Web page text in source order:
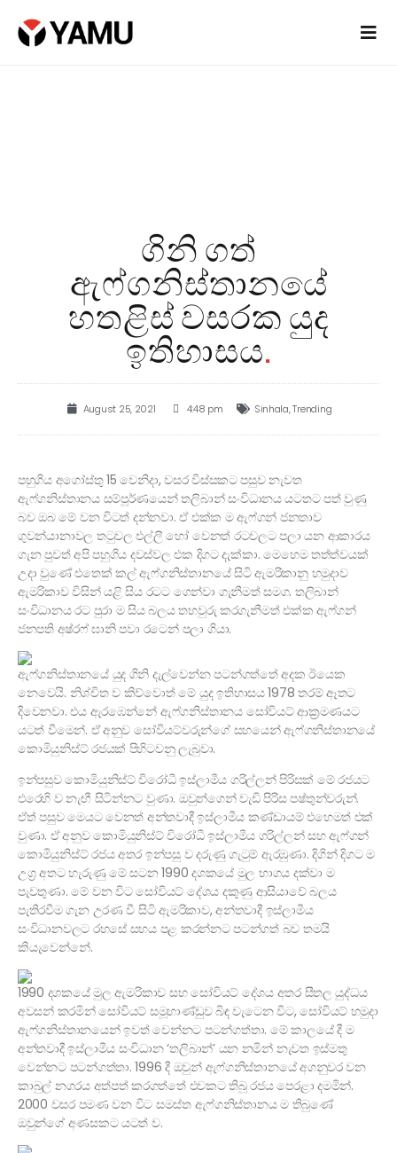
ගිනි ගත්
ඇෆ්ගනිස්තානයේ
හතළිස් වසරක යුද
ඉතිහාසය.
August 25, 2021 4:48 pm Sinhala,Trending
පහුගිය අගෝස්තු 15 වෙනිදා, වසර විස්සකට පසුව නැවත
ඇෆ්ගනිස්තානය සම්පූර්ණයෙන් තලිබාන් සංවිධානය යටතට පත් වුණු
බව ඔබ මේ වන විටත් දන්නවා. ඒ එක්ක ම ඇෆ්ගන් ජනතාව
ගුවන්යානාවල තටුවල එල්ලී හෝ වෙනත් රටවලට පලා යන ආකාරය
ගැන පුවත් අපි පහුගිය දවස්වල එක දිගට දැක්කා. මෙහෙම තත්ත්වයක්
උදා වුණේ එතෙක් කල් ඇෆ්ගනිස්තානයේ සිටි ඇමරිකානු හමුදාව
ඇමරිකාව විසින් යළි සිය රටට ගෙන්වා ගැනීමත් සමග. තලිබාන්
සංවිධානය රට පුරා ම සිය බලය තහවුරු කරගැනීමත් එක්ක ඇෆ්ගන්
ජනපති අෂ්රෆ් ඝානි පවා රටෙන් පලා ගියා.
ඇෆ්ගනිස්තානයේ යුද ගිනි දැල්වෙන්න පටන්ගත්තේ අදක ඊයෙක
නෙවෙයි. නිශ්චිත ව කිව්වොත් මේ යුද ඉතිහාසය 1978 තරම් ඈතට
දිවෙනවා. එය ඇරඹෙන්නේ ඇෆ්ගනිස්තානය සෝවියට් ආක්‍රමණයට
යටත් වීමෙන්. ඒ අනුව සෝවියට්වරුන්ගේ සහයෙන් ඇෆ්ගනිස්තානයේ
කොමියුනිස්ට් රජයක් පිහිටවනු ලැබුවා.
ඉන්පසුව කොමියුනිස්ට් විරෝධී ඉස්ලාමීය ගරිල්ලන් පිරිසක් මේ රජයට
එරෙහි ව නැඟී සිටින්නට වුණා. ඔවුන්ගෙන් වැඩි පිරිස පෂ්තුන්වරුන්.
ඒත් පසුව මෙයට වෙනත් අන්තවාදී ඉස්ලාමීය කණ්ඩායම් එහෙමත් එක්
වුණා. ඒ අනුව කොමියුනිස්ට් විරෝධී ඉස්ලාමීය ගරිල්ලන් සහ ඇෆ්ගන්
කොමියුනිස්ට් රජය අතර ඉන්පසු ව දරුණු ගැටුම් ඇරඹුණා. දිගින් දිගට ම
උග්‍ර අතට හැරුණු මේ සටන 1990 දශකයේ මුල භාගය දක්වා ම
පැවතුණා. මේ වන විට සෝවියට් දේශය දකුණු ආසියාවේ බලය
පැතිරවීම ගැන උරණ වී සිටි ඇමරිකාව, අන්තවාදී ඉස්ලාමීය
සංවිධානවලට රහසේ සහය පළ කරන්නට පටන්ගත් බව තමයි
කියැවෙන්නේ.
1990 දශකයේ මුල ඇමරිකාව සහ සෝවියට් දේශය අතර සීතල යුද්ධය
අවසන් කරමින් සෝවියට් සමූහාණ්ඩුව බිඳ වැටෙන විට, සෝවියට් හමුදා
ඇෆ්ගනිස්තානයෙන් ඉවත් වෙන්නට පටන්ගත්තා. මේ කාලයේ දී ම
අන්තවාදී ඉස්ලාමීය සංවිධාන ‘තලිබාන්’ යන නමින් නැවත ඉස්මතු
වෙන්නට පටන්ගත්තා. 1996 දී ඔවුන් ඇෆ්ගනිස්තානයේ අගනුවර වන
කාබුල් නගරය අත්පත් කරගත්තේ එවකට තිබූ රජය පෙරළා දමමින්.
2000 වසර පමණ වන විට සමස්ත ඇෆ්ගනිස්තානය ම තිබුණේ
ඔවුන්ගේ අණසකට යටත් ව.